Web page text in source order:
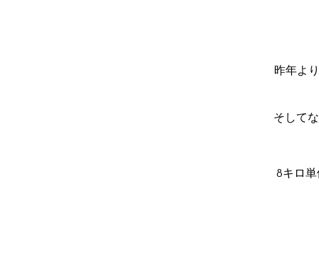
昨年よ
そして
8キロ